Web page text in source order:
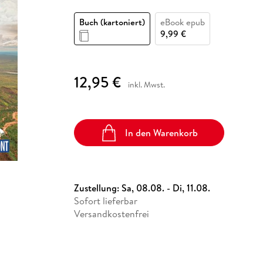
Taschenbücher
Lernhilfen
Science Fiction
STABILO
Buch (kartoniert)
eBook epub
9,99 €
12,95 € inkl. Mwst.
In den Warenkorb
Zustellung:Sa, 08.08. - Di, 11.08.
Sofort lieferbar
Versandkostenfrei